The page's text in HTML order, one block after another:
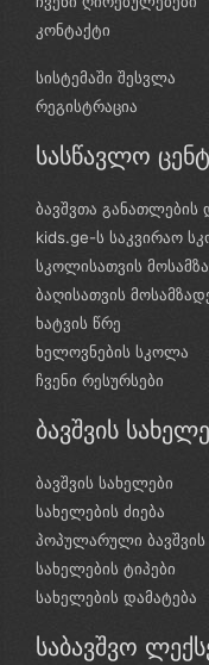
კონტაქტი
სისტემაში შესვლა
რეგისტრაცია
სასწავლო
ბავშვთა განათლების
kids.ge-ს საკვირაო
სკოლისათვის
ბაღისათვის
ხატვის წრე
ხელოვნების სკოლა
ჩვენი რესურსები
ბავშვის
ბავშვის სახელები
სახელების ძიება
პოპულარული ბავშვის
სახელების ტიპები
სახელების დამატება
საბავშვო